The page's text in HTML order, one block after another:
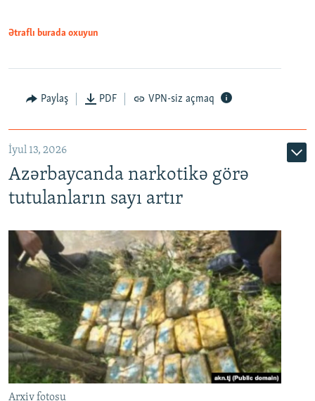
Ətraflı burada oxuyun
Paylaş PDF VPN-siz açmaq
İyul 13, 2026
Azərbaycanda narkotikə görə
tutulanların sayı artır
Arxiv fotosu